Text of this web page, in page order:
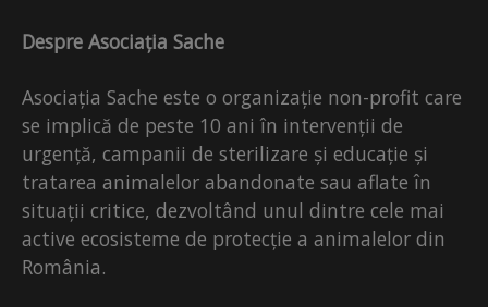
Despre Asociația Sache
Asociația Sache este o organizație non-profit care
se implică de peste 10 ani în intervenții de
urgență, campanii de sterilizare și educație și
tratarea animalelor abandonate sau aflate în
situații critice, dezvoltând unul dintre cele mai
active ecosisteme de protecție a animalelor din
România.